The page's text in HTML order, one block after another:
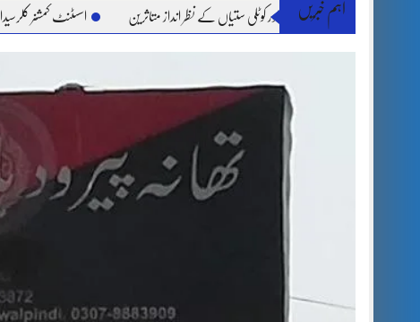
اہم خبریں
لینڈ سلائیڈنگ اور کوٹلی ستیاں کے نظر انداز متاثرین اسسٹنٹ کمشنر کلرسیداں